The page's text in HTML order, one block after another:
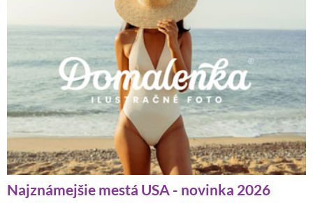
Najznámejšie mestá USA - novinka 2026